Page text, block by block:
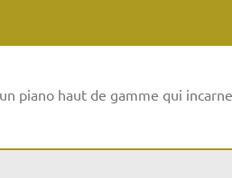
piano haut de gamme qui